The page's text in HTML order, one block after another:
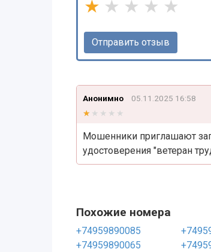
★ ★ ★ ★ ★
Анонимно 05.11.2025 16:58
★★★★★
★★★★★
Мошенники приглашают
удостоверения "ветеран
Похожие номера
+74959890085
+74959890065